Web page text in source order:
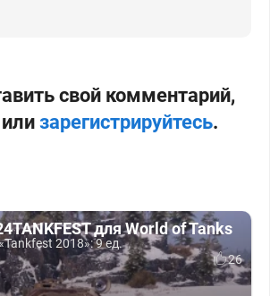
свой комментарий,
зарегистрируйтесь.
для World of Tanks
2018»: 9 ед.
26